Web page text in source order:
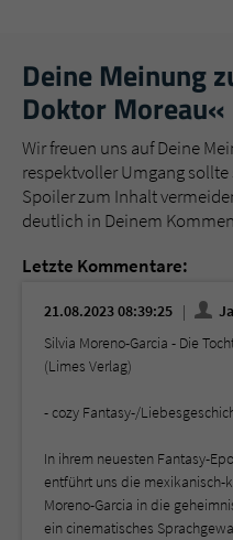
Deine Meinung
Doktor Moreau«
Wir freuen uns auf Deine
respektvoller Umgang
Spoiler zum Inhalt
deutlich in Deinem
Letzte Kommentare:
21.08.2023 08:39:25
Silvia Moreno-Garcia - Die
(Limes Verlag)
- cozy Fantasy-/
In ihrem neuesten Fantasy-
entführt uns die mexikanisch-
Moreno-Garcia in die
ein cinematisches